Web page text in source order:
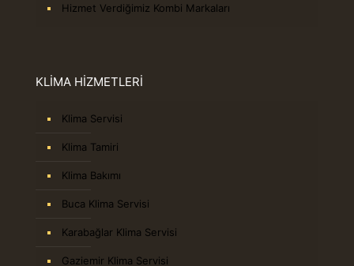
Hizmet Verdiğimiz Kombi Markaları
KLİMA HİZMETLERİ
Klima Servisi
Klima Tamiri
Klima Bakımı
Buca Klima Servisi
Karabağlar Klima Servisi
Gaziemir Klima Servisi